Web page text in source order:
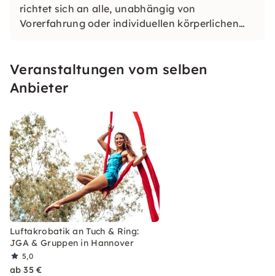
richtet sich an alle, unabhängig von
Vorerfahrung oder individuellen körperlichen
sie*ihn am besten passt!
Veranstaltungen vom selben
Anbieter
Luftakrobatik an Tuch & Ring:
JGA & Gruppen in Hannover
5,0
ab 35 €